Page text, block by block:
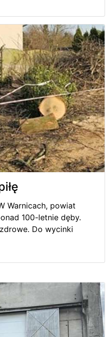
Warnicach, powiat
100-letnie dęby.
Do wycinki